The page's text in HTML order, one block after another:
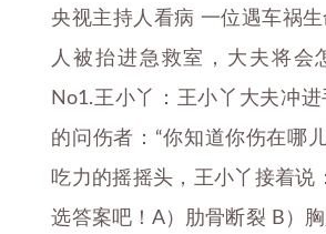
央视主持人看病 一位遇车祸
人被抬进急救室，大夫将会
No1.王小丫：王小丫大夫冲进
的问伤者：“你知道你伤在哪
吃力的摇摇头，王小丫接着说
选答案吧！A）肋骨断裂 B）